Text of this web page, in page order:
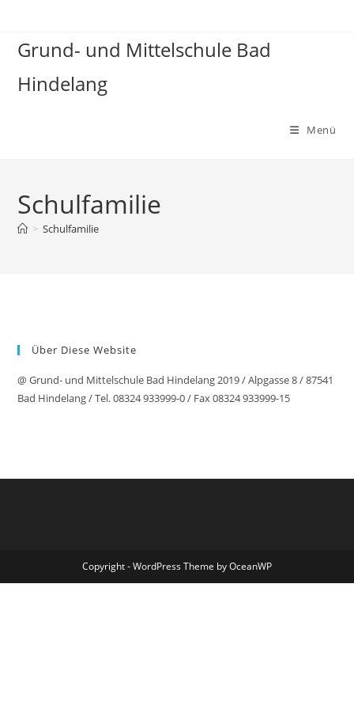
springen
Grund- und Mittelschule Bad
Hindelang
Menü
Schulfamilie
> Schulfamilie
Über Diese Website
@ Grund- und Mittelschule Bad Hindelang 2019 / Alpgasse 8 / 87541
Bad Hindelang / Tel. 08324 933999-0 / Fax 08324 933999-15
Copyright - WordPress Theme by OceanWP